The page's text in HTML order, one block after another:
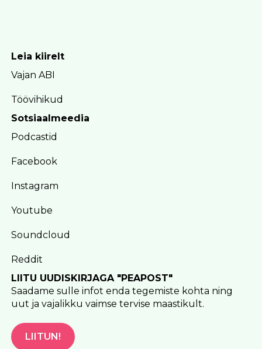
Leia kiirelt
Vajan ABI
Töövihikud
Sotsiaalmeedia
Podcastid
Facebook
Instagram
Youtube
Soundcloud
Reddit
LIITU UUDISKIRJAGA "PEAPOST"
Saadame sulle infot enda tegemiste kohta ning
uut ja vajalikku vaimse tervise maastikult.
LIITUN!